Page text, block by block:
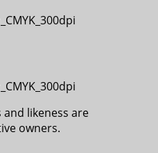
likeness are
owners.